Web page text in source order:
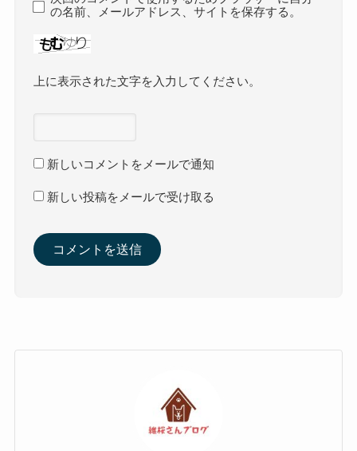
の名前、メールアドレス、サイトを保存する。
上に表示された文字を入力してください。
新しいコメントをメールで通知
新しい投稿をメールで受け取る